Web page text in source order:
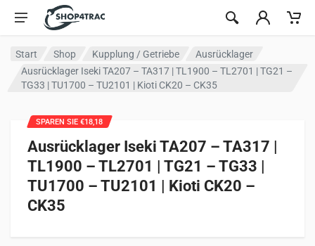
Zum Inhalt springen
Start Shop Kupplung / Getriebe
Ausrücklager
Ausrücklager Iseki TA207 – TA317 | TL1900 – TL2701 | TG21 –
TG33 | TU1700 – TU2101 | Kioti CK20 – CK35
Ausrücklager Iseki TA207 – TA317 |
TL1900 – TL2701 | TG21 – TG33 |
TU1700 – TU2101 | Kioti CK20 –
CK35
SPAREN SIE €18,18